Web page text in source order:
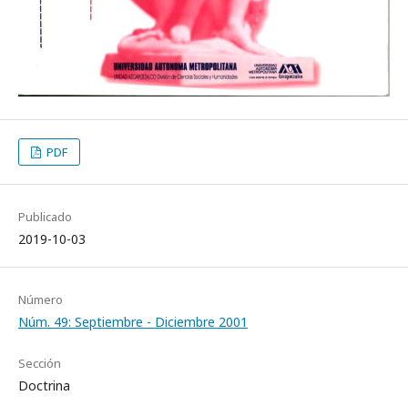
PDF
Publicado
2019-10-03
Número
Núm. 49: Septiembre - Diciembre 2001
Sección
Doctrina